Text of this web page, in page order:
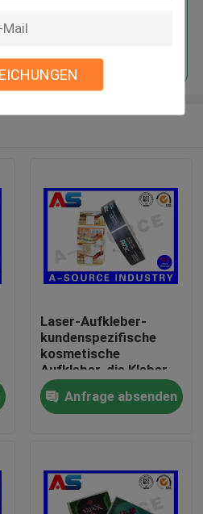
Laser-Aufkleber-
kundenspezifische
kosmetische
Aufkleber, die Kleber
kundengebundene
Rollenaufkleber für
kosmetische Platic-
Anfrage absenden